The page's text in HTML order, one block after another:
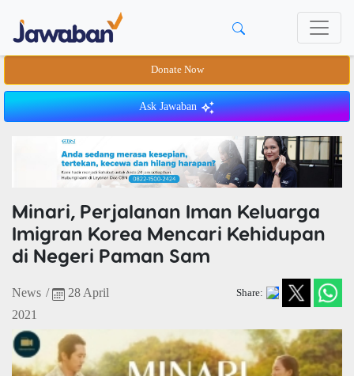
Donate Now
Ask Jawaban
Minari, Perjalanan Iman Keluarga
Imigran Korea Mencari Kehidupan
di Negeri Paman Sam
News /
28 April
2021
Share: